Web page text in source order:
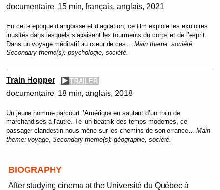
documentaire 15 min français, anglais 2021
En cette époque d’angoisse et d’agitation, ce film explore les exutoires
inusités dans lesquels s’apaisent les tourments du corps et de l’esprit.
Dans un voyage méditatif au cœur de ces… Main theme: société,
Secondary theme(s): psychologie, société.
Train Hopper
documentaire 18 min anglais 2018
Un jeune homme parcourt l’Amérique en sautant d’un train de
marchandises à l’autre. Tel un beatnik des temps modernes, ce
passager clandestin nous mène sur les chemins de son errance… Main
theme: voyage, Secondary theme(s): géographie, société.
BIOGRAPHY
After studying cinema at the Université du Québec à